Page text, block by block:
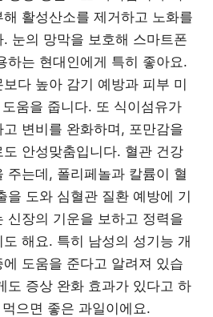
활성산소를 제거하고 노화를
눈의 망막을 보호해 스마트폰
하는 현대인에게 특히 좋아요.
다 높아 감기 예방과 피부 미
움을 줍니다. 또 식이섬유가
변비를 완화하며, 포만감을
안성맞춤입니다. 혈관 건강
주는데, 폴리페놀과 칼륨이 혈
을 도와 심혈관 질환 예방에 기
신장의 기운을 보하고 정력을
해요. 특히 남성의 성기능 개
도움을 준다고 알려져 있습
도 증상 완화 효과가 있다고 하
으면 좋은 과일이에요.